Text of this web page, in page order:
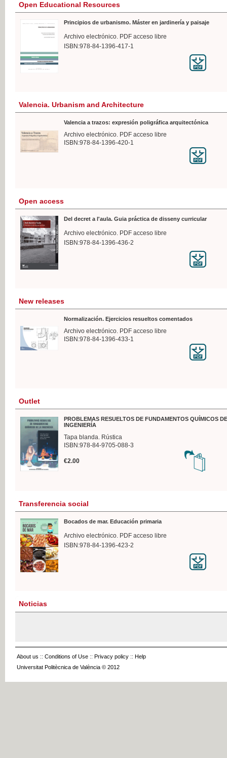
Open Educational Resources
Principios de urbanismo. Máster en jardinería y paisaje
Archivo electrónico. PDF acceso libre
ISBN:978-84-1396-417-1
Valencia. Urbanism and Architecture
Valencia a trazos: expresión poligráfica arquitectónica
Archivo electrónico. PDF acceso libre
ISBN:978-84-1396-420-1
Open access
Del decret a l'aula. Guia práctica de disseny curricular
Archivo electrónico. PDF acceso libre
ISBN:978-84-1396-436-2
New releases
Normalización. Ejercicios resueltos comentados
Archivo electrónico. PDF acceso libre
ISBN:978-84-1396-433-1
Outlet
PROBLEMAS RESUELTOS DE FUNDAMENTOS QUÍMICOS
INGENIERÍA
Tapa blanda. Rústica
ISBN:978-84-9705-088-3
€2.00
Transferencia social
Bocados de mar. Educación primaria
Archivo electrónico. PDF acceso libre
ISBN:978-84-1396-423-2
Noticias
About us :: Conditions of Use :: Privacy policy :: Help
Universitat Politècnica de València © 2012